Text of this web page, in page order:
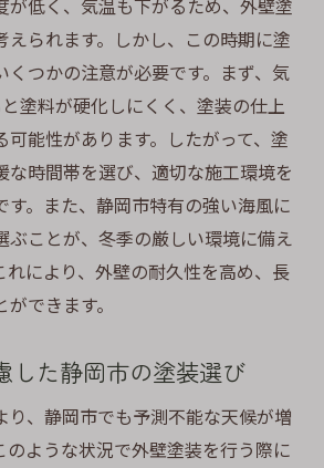
が低く、気温も下がるため、外壁塗
えられます。しかし、この時期に塗
くつかの注意が必要です。まず、気
塗料が硬化しにくく、塗装の仕上
能性があります。したがって、塗
な時間帯を選び、適切な施工環境を
す。また、静岡市特有の強い海風に
ぶことが、冬季の厳しい環境に備え
れにより、外壁の耐久性を高め、長
できます。
した静岡市の塗装選び
り、静岡市でも予測不能な天候が増
のような状況で外壁塗装を行う際に